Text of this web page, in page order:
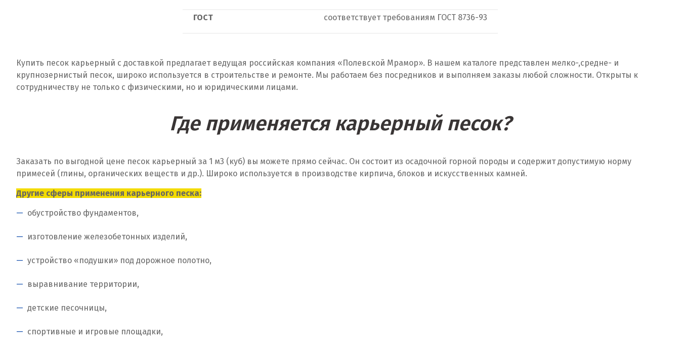
ГОСТ соответствует требованиям ГОСТ 8736-93
Купить песок карьерный с доставкой предлагает ведущая российская компания «Полевской Мрамор». В нашем каталоге представлен мелко-,средне- и
крупнозернистый песок, широко используется в строительстве и ремонте. Мы работаем без посредников и выполняем заказы любой сложности. Открыты к
сотрудничеству не только с физическими, но и юридическими лицами.
Где применяется карьерный песок?
Заказать по выгодной цене песок карьерный за 1 м3 (куб) вы можете прямо сейчас. Он состоит из осадочной горной породы и содержит допустимую норму
примесей (глины, органических веществ и др.). Широко используется в производстве кирпича, блоков и искусственных камней.
Другие сферы применения карьерного песка:
обустройство фундаментов,
изготовление железобетонных изделий,
устройство «подушки» под дорожное полотно,
выравнивание территории,
детские песочницы,
спортивные и игровые площадки,